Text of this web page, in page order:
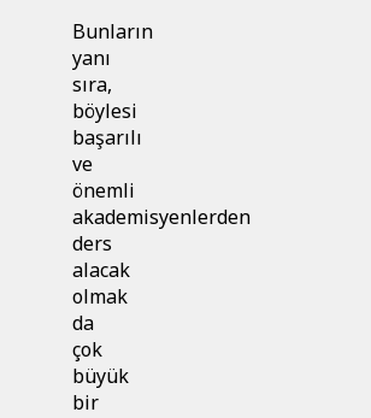
Bunların
yanı
sıra,
böylesi
başarılı
ve
önemli
akademisyenlerden
ders
alacak
olmak
da
çok
büyük
bir